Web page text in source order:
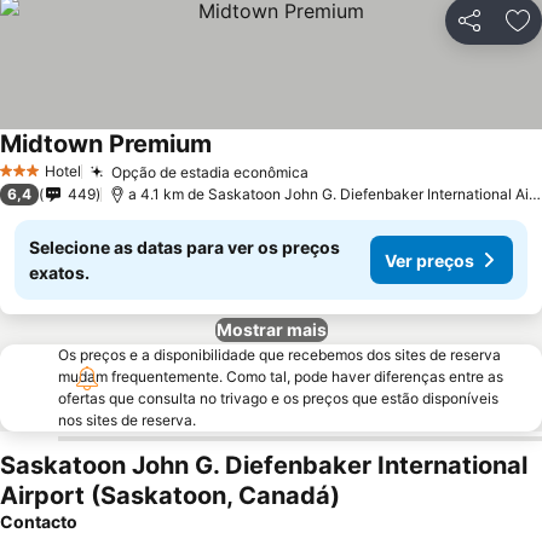
Partilhar
3 EstrelasHotel Opção de estadia econômica
Midtown Premium
6,4 449 a 4.1 km de Saskatoon John G. Diefenbaker International Airport
Selecione as datas para ver os preços
exatos.
Ver preços
Mostrar mais
Os preços e a disponibilidade que recebemos dos sites de reserva
mudam frequentemente. Como tal, pode haver diferenças entre as
ofertas que consulta no trivago e os preços que estão disponíveis
nos sites de reserva.
Saskatoon John G. Diefenbaker International
Airport (Saskatoon, Canadá)
Contacto